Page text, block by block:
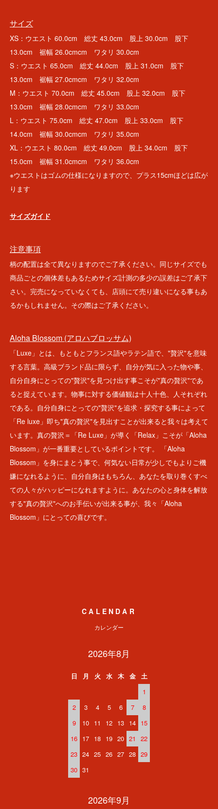
サイズ
XS：ウエスト 60.0cm 総丈 43.0cm 股上 30.0cm 股下
13.0cm 裾幅 26.0cmcm ワタリ 30.0cm
S：ウエスト 65.0cm 総丈 44.0cm 股上 31.0cm 股下
13.0cm 裾幅 27.0cmcm ワタリ 32.0cm
M：ウエスト 70.0cm 総丈 45.0cm 股上 32.0cm 股下
13.0cm 裾幅 28.0cmcm ワタリ 33.0cm
L：ウエスト 75.0cm 総丈 47.0cm 股上 33.0cm 股下
14.0cm 裾幅 30.0cmcm ワタリ 35.0cm
XL：ウエスト 80.0cm 総丈 49.0cm 股上 34.0cm 股下
15.0cm 裾幅 31.0cmcm ワタリ 36.0cm
※ウエストはゴムの仕様になりますので、プラス15cmほどは広が
ります
サイズガイド
注意事項
柄の配置は全て異なりますのでご了承ください。同じサイズでも
商品ごとの個体差もあるためサイズ計測の多少の誤差はご了承下
さい。完売になっていなくても、店頭にて売り違いになる事もあ
るかもしれません。その際はご了承ください。
Aloha Blossom (アロハブロッサム)
「Luxe」とは、もともとフランス語やラテン語で、"贅沢"を意味
する言葉。高級ブランド品に限らず、自分が気に入った物や事、
自分自身にとっての"贅沢"を見つけ出す事こそが"真の贅沢"であ
ると捉えています。物事に対する価値観は十人十色、人それぞれ
である。自分自身にとっての"贅沢"を追求・探究する事によって
「Re luxe」即ち"真の贅沢"を見出すことが出来ると我々は考えて
います。真の贅沢＝「Re Luxe」が導く「Relax」こそが「Aloha
Blossom」が一番重要としているポイントです。 「Aloha
Blossom」を身にまとう事で、何気ない日常が少しでもよりご機
嫌になれるように、自分自身はもちろん、あなたを取り巻くすべ
ての人々がハッピーになれますように。あなたの心と身体を解放
する"真の贅沢"へのお手伝いが出来る事が、我々「Aloha
Blossom」にとっての喜びです。
CALENDAR
カレンダー
2026年8月
日 月 火 水 木 金
土
1
2
3 4 5 6 7
8
9
10 11 12 13 14 15
16 17 18 19 20 21
22
23 24 25 26 27 28 29
30 31
2026年9月